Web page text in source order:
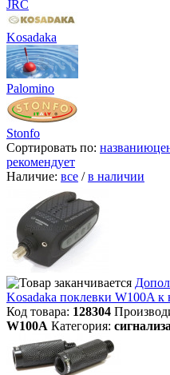
JRC
Kosadaka
Palomino
Stonfo
Сортировать по: названию
рекомендует
Наличие: все /в наличии
Kosadaka поклевки W100A к
Код товара: 128304
W100A Категория: